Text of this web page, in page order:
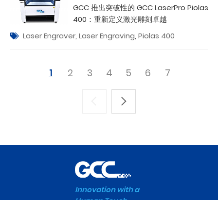
GCC 推出突破性的 GCC LaserPro Piolas
400：重新定义激光雕刻卓越
Laser Engraver, Laser Engraving, Piolas 400
1 2 3 4 5 6 7
Innovation with a